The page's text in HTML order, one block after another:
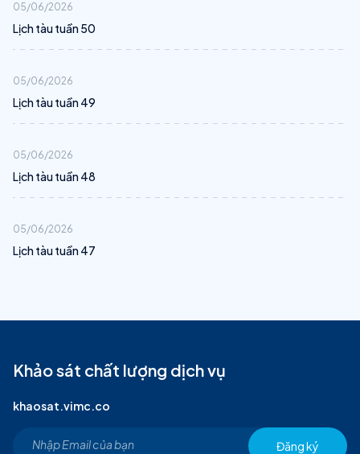
05/06/2026
Lịch tàu tuần 50
05/06/2026
Lịch tàu tuần 49
05/06/2026
Lịch tàu tuần 48
05/06/2026
Lịch tàu tuần 47
Khảo sát chất lượng dịch vụ
khaosat.vimc.co
Đăng ký